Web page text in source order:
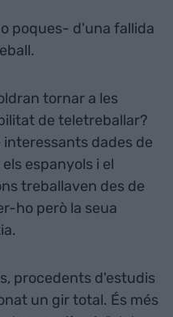
poques- d'una fallida
tornar a les
de teletreballar?
dades de
espanyols i el
treballaven des de
ho però la seua
procedents d'estudis
un gir total. És més